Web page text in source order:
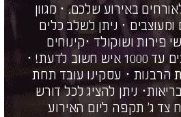
האולטימטיבי לאורחים באירוע שלכם. · מגוון
ומעוצבים · ניתן לשלב כלים
פירות ושוקולד ·קינוחים
מטריפים ·אירועים עד 1000 איש חשוב לדעת! ·
הרבנות · עסקינו עובד תחת
ניתן להציג לכל דורש
צד ג' תקפה ליום האירוע